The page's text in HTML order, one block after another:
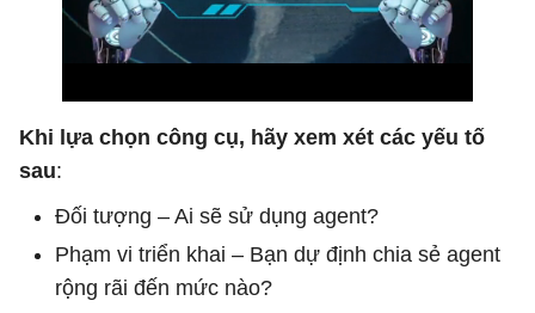
Khi lựa chọn công cụ, hãy xem xét các yếu tố
sau:
Đối tượng – Ai sẽ sử dụng agent?
Phạm vi triển khai – Bạn dự định chia sẻ agent
rộng rãi đến mức nào?